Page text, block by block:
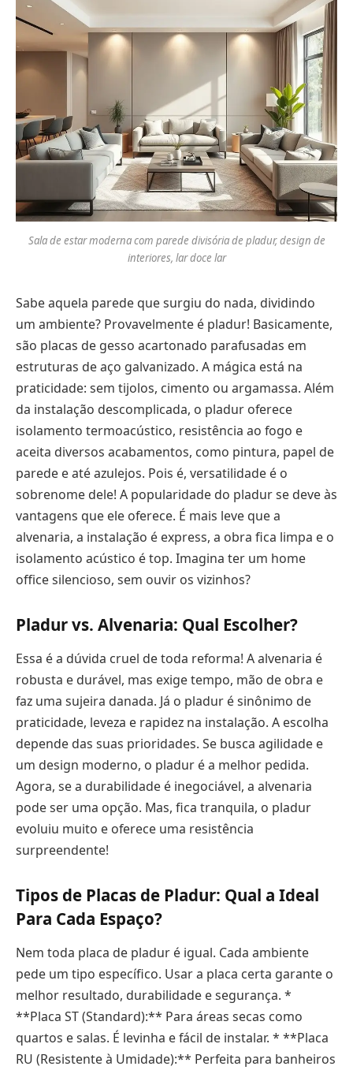
Sala de estar moderna com parede divisória de pladur, design de
interiores, lar doce lar
Sabe aquela parede que surgiu do nada, dividindo
um ambiente? Provavelmente é pladur! Basicamente,
são placas de gesso acartonado parafusadas em
estruturas de aço galvanizado. A mágica está na
praticidade: sem tijolos, cimento ou argamassa. Além
da instalação descomplicada, o pladur oferece
isolamento termoacústico, resistência ao fogo e
aceita diversos acabamentos, como pintura, papel de
parede e até azulejos. Pois é, versatilidade é o
sobrenome dele! A popularidade do pladur se deve às
vantagens que ele oferece. É mais leve que a
alvenaria, a instalação é express, a obra fica limpa e o
isolamento acústico é top. Imagina ter um home
office silencioso, sem ouvir os vizinhos?
Pladur vs. Alvenaria: Qual Escolher?
Essa é a dúvida cruel de toda reforma! A alvenaria é
robusta e durável, mas exige tempo, mão de obra e
faz uma sujeira danada. Já o pladur é sinônimo de
praticidade, leveza e rapidez na instalação. A escolha
depende das suas prioridades. Se busca agilidade e
um design moderno, o pladur é a melhor pedida.
Agora, se a durabilidade é inegociável, a alvenaria
pode ser uma opção. Mas, fica tranquila, o pladur
evoluiu muito e oferece uma resistência
surpreendente!
Tipos de Placas de Pladur: Qual a Ideal
Para Cada Espaço?
Nem toda placa de pladur é igual. Cada ambiente
pede um tipo específico. Usar a placa certa garante o
melhor resultado, durabilidade e segurança. *
**Placa ST (Standard):** Para áreas secas como
quartos e salas. É levinha e fácil de instalar. * **Placa
RU (Resistente à Umidade):** Perfeita para banheiros